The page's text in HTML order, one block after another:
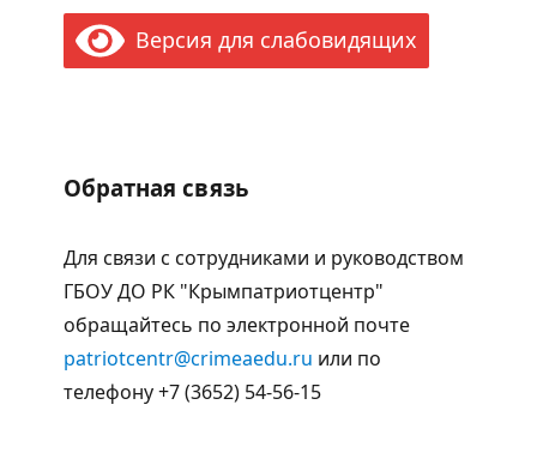
Версия для слабовидящих
Обратная связь
Для связи с сотрудниками и руководством
ГБОУ ДО РК "Крымпатриотцентр"
обращайтесь по электронной почте
patriotcentr@crimeaedu.ru или по
телефону +7 (3652) 54-56-15